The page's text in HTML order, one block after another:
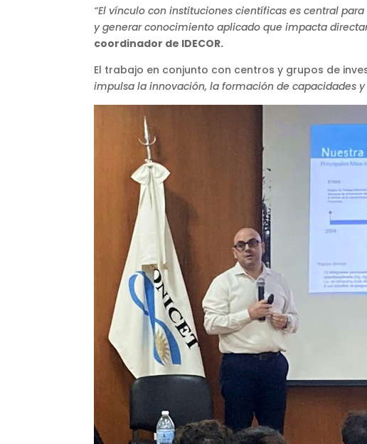
“El vínculo con instituciones científicas es central
y generar conocimiento aplicado que impacta
coordinador de IDECOR.
El trabajo en conjunto con centros y grupos de
impulsa la innovación, la formación de capacidades